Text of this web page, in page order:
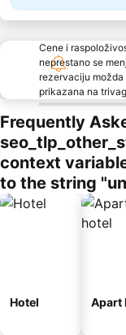
Cene i
neprestano se
rezervaciju
prikazana na
Frequently
context
to the string
Hotel Apart